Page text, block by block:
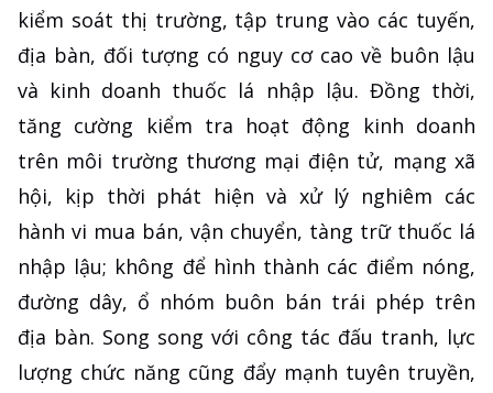
kiểm soát thị trường, tập trung vào các tuyến,
địa bàn, đối tượng có nguy cơ cao về buôn lậu
và kinh doanh thuốc lá nhập lậu. Đồng thời,
tăng cường kiểm tra hoạt động kinh doanh
trên môi trường thương mại điện tử, mạng xã
hội, kịp thời phát hiện và xử lý nghiêm các
hành vi mua bán, vận chuyển, tàng trữ thuốc lá
nhập lậu; không để hình thành các điểm nóng,
đường dây, ổ nhóm buôn bán trái phép trên
địa bàn. Song song với công tác đấu tranh, lực
lượng chức năng cũng đẩy mạnh tuyên truyền,